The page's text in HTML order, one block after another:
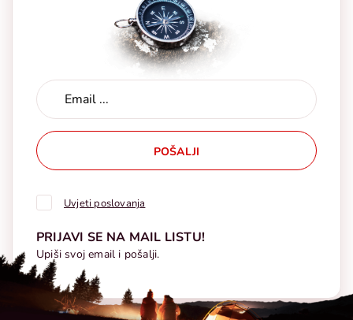
POŠALJI
Uvjeti poslovanja
PRIJAVI SE NA MAIL LISTU!
Upiši svoj email i pošalji.